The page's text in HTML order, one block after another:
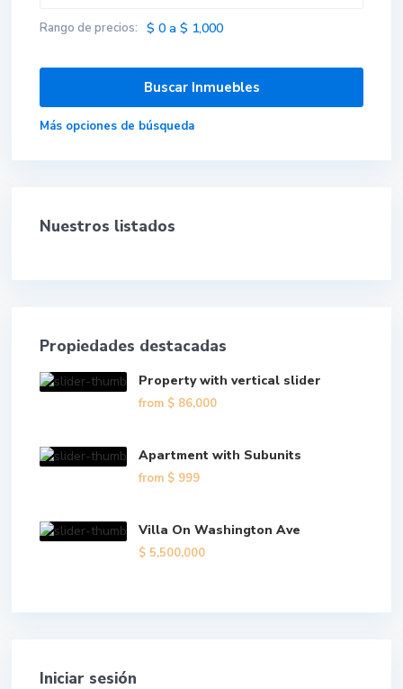
Rango de precios: $ 0 a $ 1,000
Más opciones de búsqueda
Nuestros listados
Propiedades destacadas
Property with vertical slider
from $ 86,000
Apartment with Subunits
from $ 999
Villa On Washington Ave
$ 5,500,000
Iniciar sesión